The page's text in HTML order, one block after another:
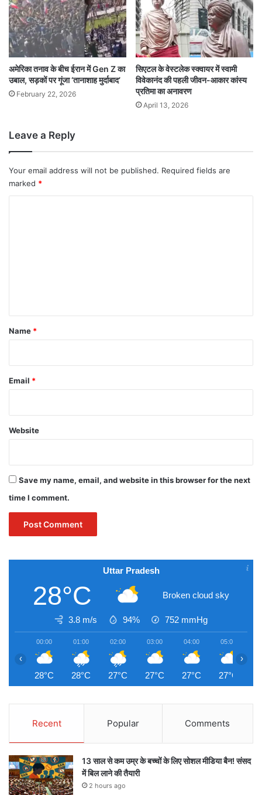
अमेरिका तनाव के बीच ईरान में Gen Z का
उबाल, सड़कों पर गूंजा ‘तानाशाह मुर्दाबाद’
February 22, 2026
सिएटल के वेस्टलेक स्क्वायर में स्वामी
विवेकानंद की पहली जीवन-आकार कांस्य
प्रतिमा का अनावरण
April 13, 2026
Leave a Reply
Your email address will not be published. Required fields are
marked *
*
Name *
Email *
Website
Save my name, email, and website in this browser for the next
time I comment.
Uttar Pradesh
28°C Broken cloud sky
3.8 m/s 94% 752 mmHg
00:00
28°C
01:00
28°C
02:00
27°C
03:00
27°C
04:00
27°C
05:00
27°C
‹ ›
Recent Popular Comments
13 साल से कम उम्र के बच्चों के लिए सोशल मीडिया बैन! संसद
में बिल लाने की तैयारी
2 hours ago